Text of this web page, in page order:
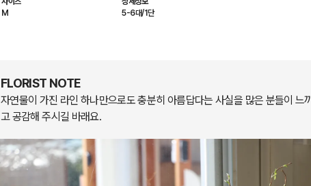
M
5-6대/1단
FLORIST NOTE
자연물이 가진 라인 하나만으로도 충분히 아름답다는 사실을 많은 분들이 느
고 공감해 주시길 바래요.